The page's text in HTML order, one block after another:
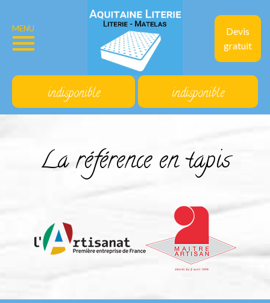
Devis
gratuit
MENU
indisponible indisponible
La référence en tapis